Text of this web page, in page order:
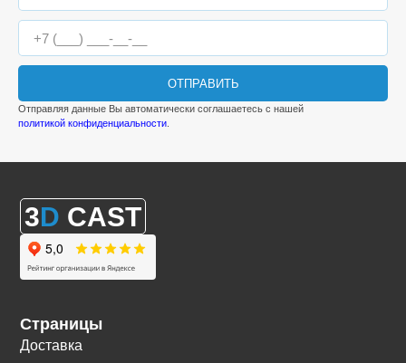
ОТПРАВИТЬ
Отправляя данные Вы автоматически соглашаетесь с нашей
политикой конфиденциальности
3D CAST
Страницы
Доставка